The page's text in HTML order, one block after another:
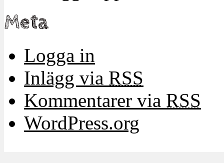
Meta
Logga in
Inlägg via RSS
Kommentarer via RSS
WordPress.org